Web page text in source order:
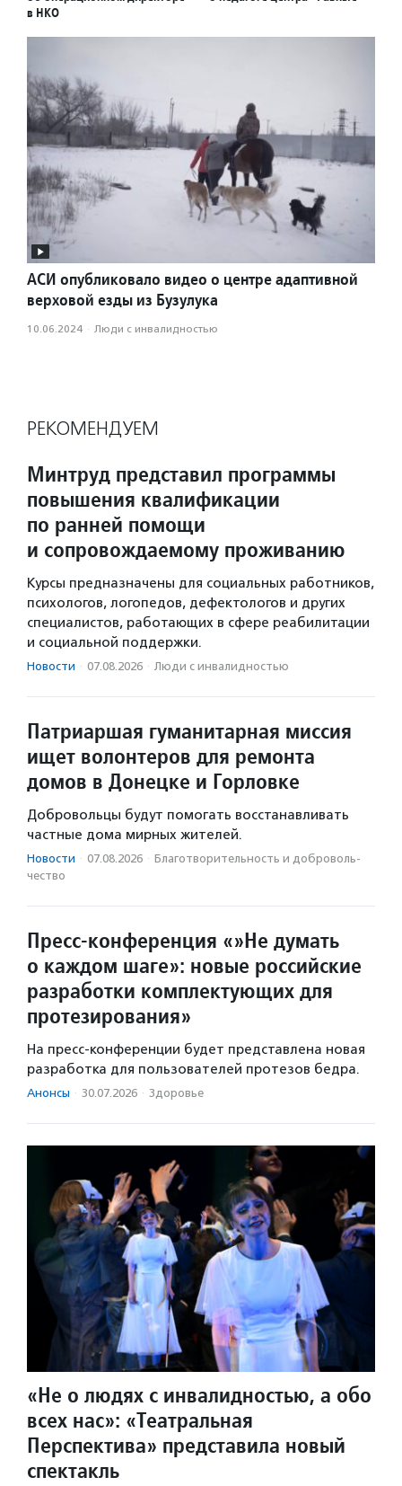
в НКО
АСИ опубликовало видео о центре адаптивной
верховой езды из Бузулука
10.06.2024 · Люди с инвалидностью
РЕКОМЕНДУЕМ
Минтруд представил программы
повышения квалификации
по ранней помощи
и сопровождаемому проживанию
Курсы предназначены для социальных работников,
психологов, логопедов, дефектологов и других
специалистов, работающих в сфере реабилитации
и социальной поддержки.
Новости · 07.08.2026 · Люди с инвалидностью
Патриаршая гуманитарная миссия
ищет волонтеров для ремонта
домов в Донецке и Горловке
Добровольцы будут помогать восстанавливать
частные дома мирных жителей.
Новости · 07.08.2026 · Благотвори­тель­ность и доброволь­
чест­во
Пресс-конференция «»Не думать
о каждом шаге»: новые российские
разработки комплектующих для
протезирования»
На пресс-конференции будет представлена новая
разработка для пользователей протезов бедра.
Анонсы · 30.07.2026 · Здоровье
«Не о людях с инвалидностью, а обо
всех нас»: «Театральная
Перспектива» представила новый
спектакль